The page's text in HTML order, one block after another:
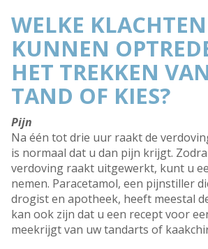
WELKE KLACHTEN
KUNNEN
HET TREKKEN
TAND OF KIES?
Pijn
Na één tot drie uur raakt de
is normaal dat u dan pijn krijgt.
verdoving raakt uitgewerkt, kunt u
nemen. Paracetamol, een pijnstiller
drogist en apotheek, heeft meestal
kan ook zijn dat u een recept voor
meekrijgt van uw tandarts of